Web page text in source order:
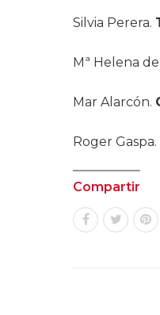
Silvia Perera.
Mª Helena
Mar Alarcón.
Roger Gaspa.
Compartir